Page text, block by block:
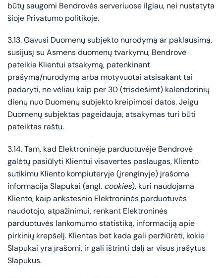
būtų saugomi Bendrovės serveriuose ilgiau, nei nustatyta
šioje Privatumo politikoje.
3.13. Gavusi Duomenų subjekto nurodymą ar paklausimą,
susijusį su Asmens duomenų tvarkymu, Bendrovė
pateikia Klientui atsakymą, patenkinant
prašymą/nurodymą arba motyvuotai atsisakant tai
padaryti, ne vėliau kaip per 30 (trisdešimt) kalendorinių
dienų nuo Duomenų subjekto kreipimosi datos. Jeigu
Duomenų subjektas pageidauja, atsakymas turi būti
pateiktas raštu.
3.14. Tam, kad Elektroninėje parduotuvėje Bendrovė
galėtų pasiūlyti Klientui visavertes paslaugas, Kliento
sutikimu Kliento kompiuteryje (įrenginyje) įrašoma
informacija Slapukai (angl. cookies), kuri naudojama
Kliento, kaip ankstesnio Elektroninės parduotuvės
naudotojo, atpažinimui, renkant Elektroninės
parduotuvės lankomumo statistiką, informaciją apie
pirkinių krepšelį. Klientas bet kada gali peržiūrėti, kokie
Slapukai yra įrašomi, ir gali ištrinti dalį ar visus įrašytus
Slapukus.